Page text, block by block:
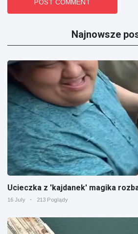
POST COMMENT
Najnowsze
Ucieczka z 'kajdanek' magika
16 July 213 Poglądy